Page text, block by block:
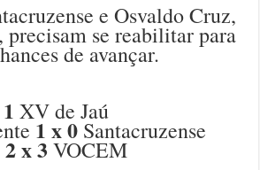
e Osvaldo Cruz,
precisam se reabilitar para
de avançar.
XV de Jaú
1 x 0 Santacruzense
2 x 3 VOCEM